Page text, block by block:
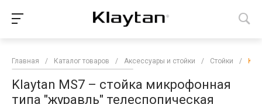
Главная / Каталог товаров / Аксессуары и стойки / Стойки /
Klaytan MS7 – стойка микрофонная
типа "журавль" телеспопическая